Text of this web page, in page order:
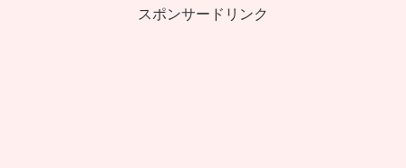
スポンサードリンク